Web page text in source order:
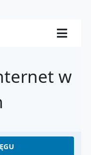
w